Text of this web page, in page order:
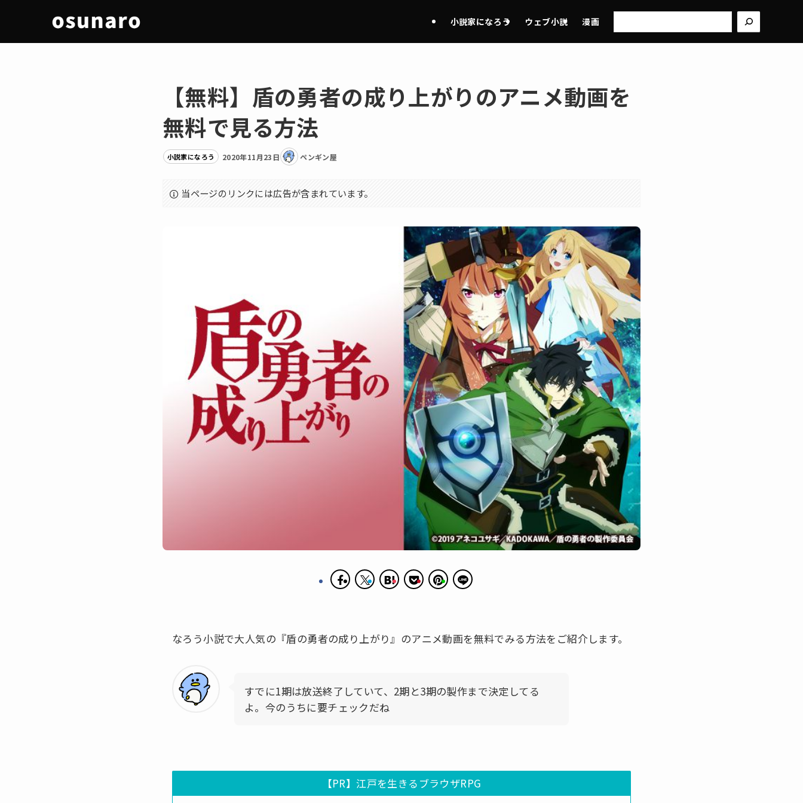
小説家になろう ウェブ小説 漫画
索
【無料】盾の勇者の成り上がりのアニメ動画を
無料で見る方法
小説家になろう 2020年11月23日 ペンギン屋
当ページのリンクには広告が含まれています。
なろう小説で大人気の『盾の勇者の成り上がり』のアニメ動画を無料でみる方法をご紹介します。
すでに1期は放送終了していて、2期と3期の製作まで決定してる
よ。今のうちに要チェックだね
【PR】江戸を生きるブラウザRPG